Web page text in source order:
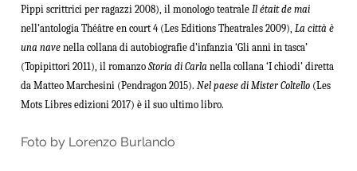
Pippi scrittrici per ragazzi 2008), il monologo teatrale Il était de mai
nell’antologia Théâtre en court 4 (Les Editions Theatrales 2009), La città è
una navenella collana di autobiografie d’infanzia ‘Gli anni in tasca’
(Topipittori 2011), il romanzoStoria di Carlanella collana ‘I chiodi’ diretta
da Matteo Marchesini (Pendragon 2015). Nel paese di Mister Coltello (Les
Mots Libres edizioni 2017) è il suo ultimo libro.
Foto by Lorenzo Burlando